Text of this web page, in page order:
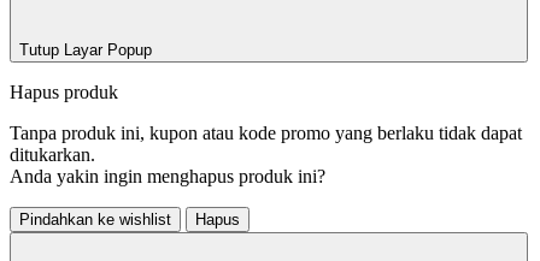
Tutup Layar Popup
Hapus produk
Tanpa produk ini, kupon atau kode promo yang berlaku tidak dapat
ditukarkan.
Anda yakin ingin menghapus produk ini?
Pindahkan ke wishlist Hapus